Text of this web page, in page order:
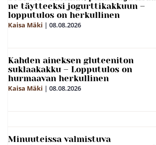
ne täytteeksi jogurttikakkuun –
lopputulos on herkullinen
Kaisa Mäki | 08.08.2026
Kahden aineksen gluteeniton
suklaakakku – Lopputulos on
hurmaavan herkullinen
Kaisa Mäki | 08.08.2026
Minuuteissa valmistuva